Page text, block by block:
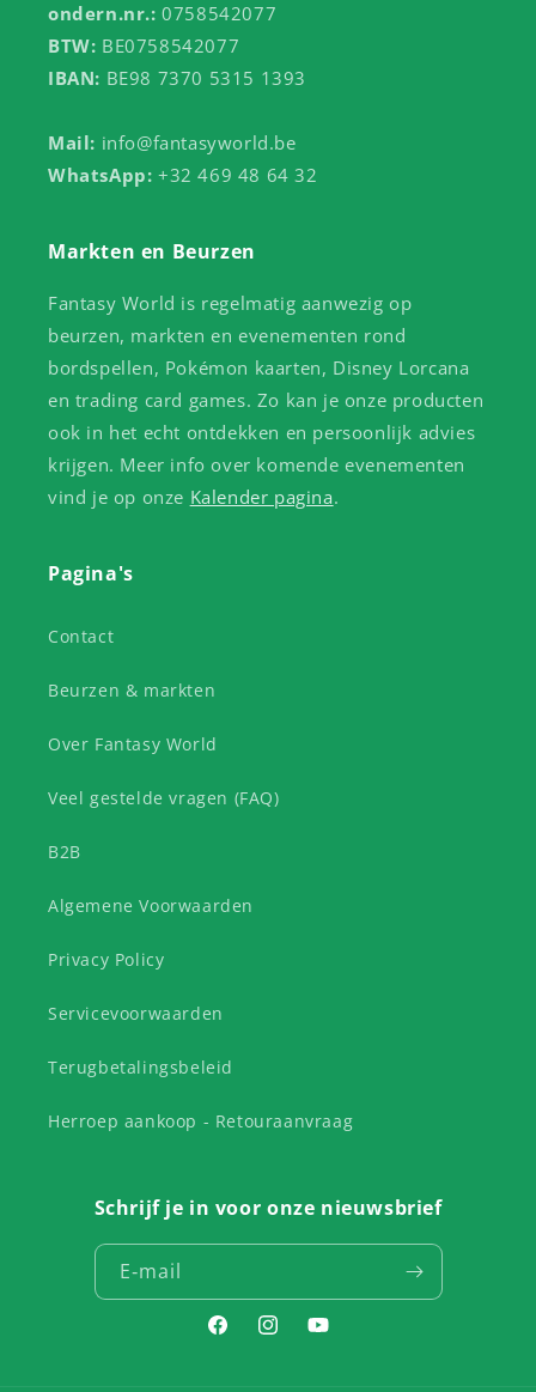
ondern.nr.: 0758542077
BTW: BE0758542077
IBAN: BE98 7370 5315 1393
Mail: info@fantasyworld.be
WhatsApp: +32 469 48 64 32
Markten en Beurzen
Fantasy World is regelmatig aanwezig op
beurzen, markten en evenementen rond
bordspellen, Pokémon kaarten, Disney Lorcana
en trading card games. Zo kan je onze producten
ook in het echt ontdekken en persoonlijk advies
krijgen. Meer info over komende evenementen
vind je op onze Kalender pagina.
Pagina's
Contact
Beurzen & markten
Over Fantasy World
Veel gestelde vragen (FAQ)
B2B
Algemene Voorwaarden
Privacy Policy
Servicevoorwaarden
Terugbetalingsbeleid
Herroep aankoop - Retouraanvraag
Schrijf je in voor onze nieuwsbrief
E‑mail
FacebookInstagramYouTube